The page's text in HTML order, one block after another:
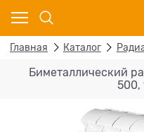
Главная Каталог
Биметаллический
500,